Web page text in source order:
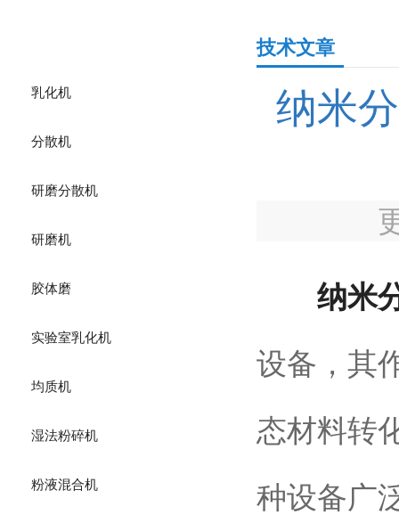
乳化机
分散机
研磨分散机
研磨机
胶体磨
实验室乳化机
均质机
湿法粉碎机
粉液混合机
技术文章
纳米
纳米
设备，其
态材料转
种设备广